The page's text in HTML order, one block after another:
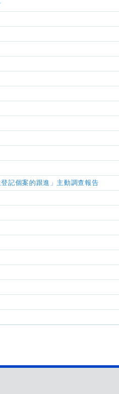
記個案的跟進」主動調查報告